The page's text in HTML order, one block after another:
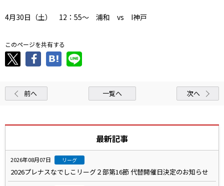
4月30日（土） 12：55～ 浦和 vs I神戸
このページを共有する
前へ 一覧へ 次へ
最新記事
2026年08月07日 リーグ
2026プレナスなでしこリーグ２部第16節 代替開催日決定のお知らせ